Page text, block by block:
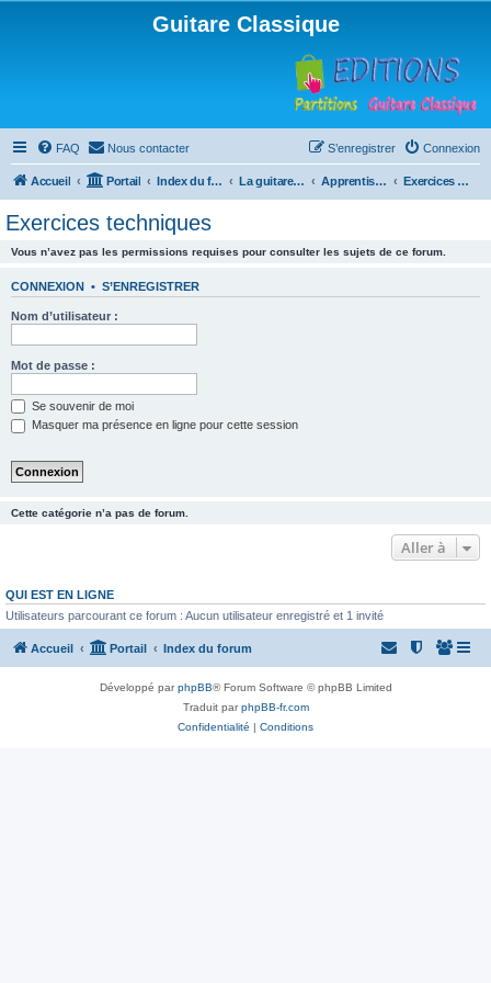
Guitare Classique
FAQ Nous contacter Connexion
S’enregistrer
Accueil Portail Index du forum La guitare : instrument, cours et théorie Apprentissage et enseignement de la guitare Exercices techniques
Exercices techniques
Vous n’avez pas les permissions requises pour consulter les sujets de ce forum.
CONNEXION • S’ENREGISTRER
Nom d’utilisateur :
Mot de passe :
Se souvenir de moi
Masquer ma présence en ligne pour cette session
Cette catégorie n’a pas de forum.
Aller à
QUI EST EN LIGNE
Utilisateurs parcourant ce forum : Aucun utilisateur enregistré et 1 invité
Accueil Portail Index du forum
Développé parphpBB® Forum Software © phpBB Limited
Traduit parphpBB-fr.com
Confidentialité | Conditions